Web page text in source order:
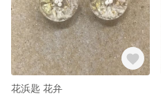
花浜匙 花弁